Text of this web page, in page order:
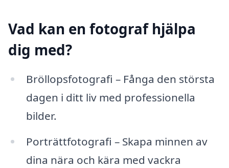
Vad kan en fotograf hjälpa
dig med?
Bröllopsfotografi – Fånga den största
dagen i ditt liv med professionella
bilder.
Porträttfotografi – Skapa minnen av
dina nära och kära med vackra